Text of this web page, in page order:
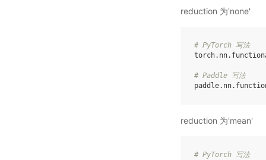
reduction 为'none'
# PyTorch 写法
torch. nn.
# Paddle 写法
paddle. nn.
reduction 为'mean'
# PyTorch 写法